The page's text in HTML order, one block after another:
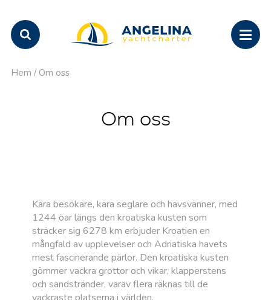
Hem / Om oss
Om oss
Kära besökare, kära seglare och havsvänner, med
1244 öar längs den kroatiska kusten som
sträcker sig 6278 km erbjuder Kroatien en
mångfald av upplevelser och Adriatiska havets
mest fascinerande pärlor. Den kroatiska kusten
gömmer vackra grottor och vikar, klapperstens
och sandstränder, varav flera räknas till de